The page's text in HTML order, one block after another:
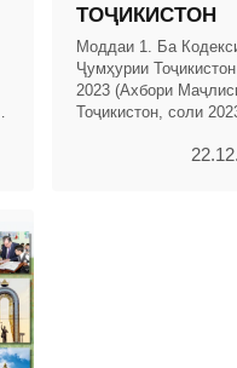
ТОҶИКИСТОН
Моддаи 1. Ба
Ҷумҳурии
2023 (Ахбори
Тоҷикистон, соли